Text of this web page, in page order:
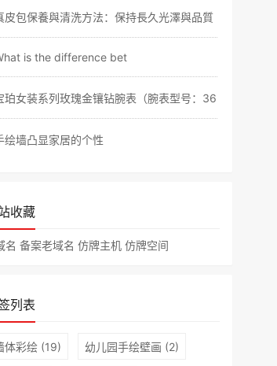
皮包保養與清洗方法：保持長久光澤與品質
is the difference bet
珀女装系列玫瑰金镶钻腕表（腕表型号：3650A-3
绘墙凸显家居的个性
收藏
名 备案老域名 仿牌主机 仿牌空间
列表
体彩绘 (19) 幼儿园手绘壁画 (2)